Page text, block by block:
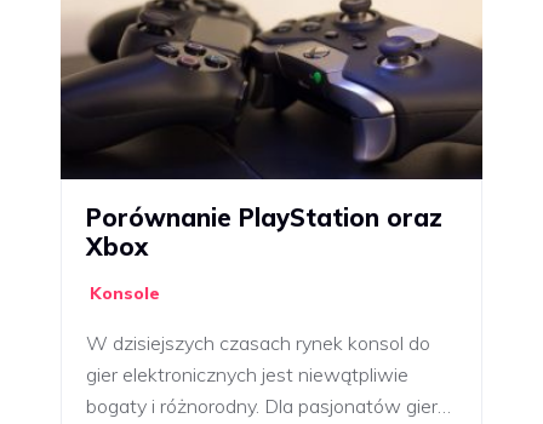
Porównanie PlayStation oraz
Xbox
Konsole
W dzisiejszych czasach rynek konsol do
gier elektronicznych jest niewątpliwie
bogaty i różnorodny. Dla pasjonatów gier…